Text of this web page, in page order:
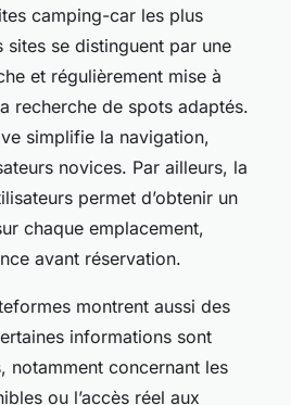
camping-car les plus
sites se distinguent par une
et régulièrement mise à
recherche de spots adaptés.
simplifie la navigation,
novices. Par ailleurs, la
permet d’obtenir un
chaque emplacement,
avant réservation.
montrent aussi des
informations sont
notamment concernant les
ou l’accès réel aux